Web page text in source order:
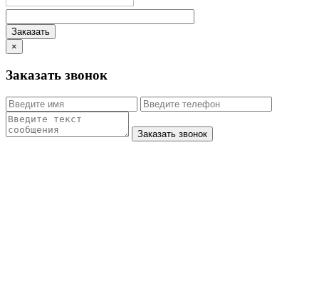
×
Заказать звонок